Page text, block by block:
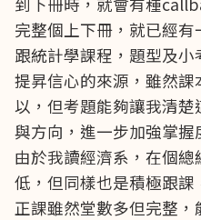
完整個上下冊，就已經
跟統計學課程，題型及
提昇信心的來源，雖然
以，但考題能夠讓我清
與方向，進一步加強掌握
由於我讀經濟系，在個
低，但同樣也是積極跟課
正課雖然堂數多但完整